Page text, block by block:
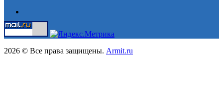
2026 © Все права защищены. Armit.ru